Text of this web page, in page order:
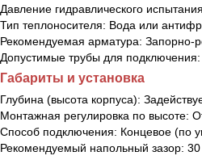
Давление гидравлического
Тип теплоносителя: Вода или
Рекомендуемая арматура: Запорно-
Допустимые трубы для подключения:
Габариты и установка
Глубина (высота корпуса):
Монтажная регулировка по высоте:
Способ подключения: Концевое (по
Рекомендуемый напольный зазор: